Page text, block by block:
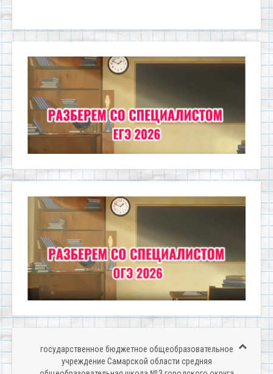
государственное бюджетное общеобразовательное
учреждение Самарской области средняя